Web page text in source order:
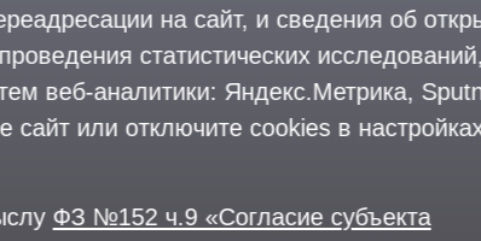
на сайт, и сведения об
статистических
веб-аналитики: Яндекс.Метрика,
или отключите cookies в
ФЗ №152 ч.9 «Согласие субъекта